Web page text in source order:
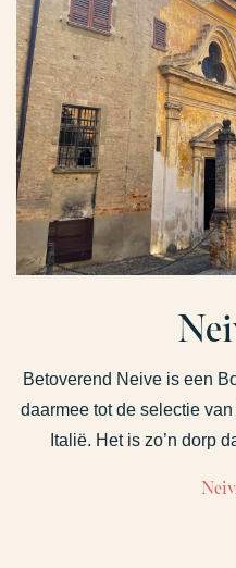
Betoverend Neive is een
daarmee tot de selectie
Italië. Het is zo’n dorp